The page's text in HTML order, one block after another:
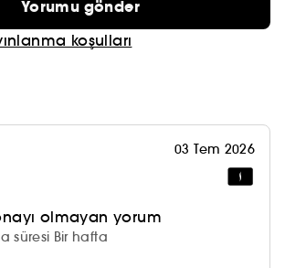
Yorumu gönder
koşulları
03 Tem 2026
olmayan yorum
süresi Bir hafta